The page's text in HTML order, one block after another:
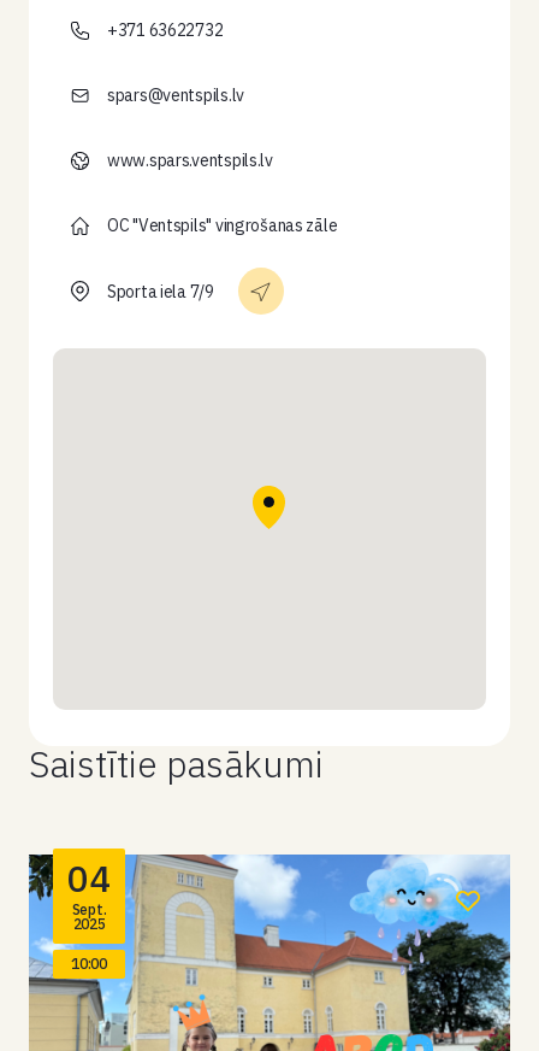
+371 63622732
spars@ventspils.lv
www.spars.ventspils.lv
OC "Ventspils" vingrošanas zāle
Sporta iela 7/9
Saistītie pasākumi
04
Sept.
2025
10:00